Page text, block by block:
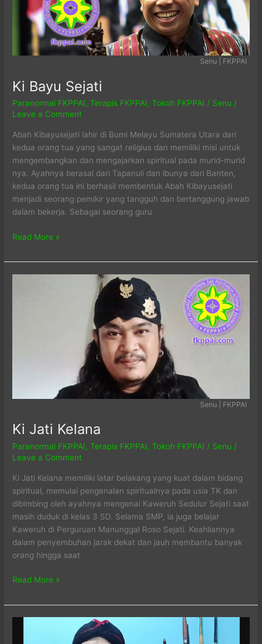
Senu | FKPPAI
Ki Bayu Sejati
Paranormal FKPPAI,Terapis FKPPAI,Tokoh FKPPAI / Senu /
Leave a Comment
Abah Kibayusejati lahir di Bumi Melayu Sumatera Utara dari
kedua orang tua yang sangat religius dan memiliki misi untuk
mengembangkan dan mengajarkan spiritual pada murid-murid
nya. Ayahnya berasal dari Tapanuli dan ibunya dari Banten,
kedua orang tua ini berhasil membentuk Abah Kibayusejati
menjadi seorang pemikir yang tangguh dan bertanggung jawab
dalam bekerja. Sebagai seorang guru
Ki
Sejati
Read More »
Senu | FKPPAI
Ki Jati Kelana
Paranormal FKPPAI,Terapis FKPPAI,Tokoh FKPPAI / Senu /
Leave a Comment
Ki Jati Kelana memiliki latar belakang yang kuat dalam bidang
spiritual, memulai pengenalan spiritualnya pada usia TK dan
dibimbing oleh ayahnya mengenai Kaweruh Sedulur Sejati saat
masih duduk di kelas 3 SD. Selama SMP, ia juga belajar
Kaweruh di Perguruan Manunggal Roso Sejati. Keahliannya
dalam penyembuhan jarak dekat dan jauh membantu banyak
orang hingga saat
Ki
Kelana
Read More »